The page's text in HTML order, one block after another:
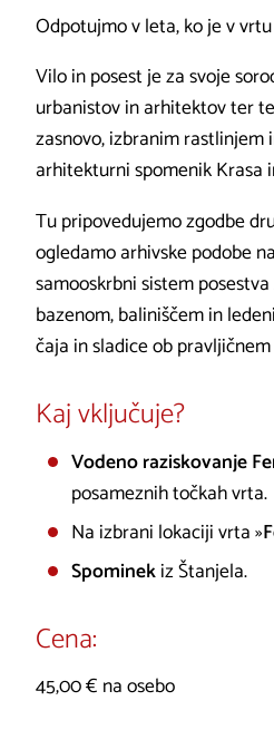
Odpotujmo v leta, ko je v
Vilo in posest je za svoje
urbanistov in arhitektov ter
zasnovo, izbranim
arhitekturni spomenik Krasa
Tu pripovedujemo zgodbe
ogledamo arhivske podobe
samooskrbni sistem
bazenom, baliniščem in
čaja in sladice ob
Kaj vključuje?
Vodeno raziskovanje
posameznih točkah vrta.
Na izbrani lokaciji vrta »
Spominekiz Štanjela.
Cena:​
45,00 € na osebo